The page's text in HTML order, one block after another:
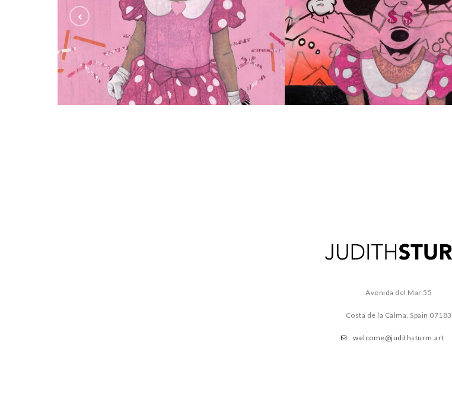
Disneynym
MAXI MOUSE
Follow the Myth
MAXI MOUSE
Avenida del Mar 55
Costa de la Calma, Spain 07183
welcome@judithsturm.art